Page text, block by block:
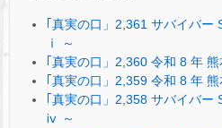
｢真実の口」2,361 サバイバ
ⅰ ～
｢真実の口」2,360 令和 8 年
｢真実の口」2,359 令和 8 年
｢真実の口」2,358 サバイバ
ⅳ ～